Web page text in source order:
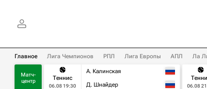
Главное Лига Чемпионов РПЛ Лига Европы АПЛ Ла
Матч-
центр
Теннис
06.08 19:30
А. Калинская
Д. Шнайдер
06.08